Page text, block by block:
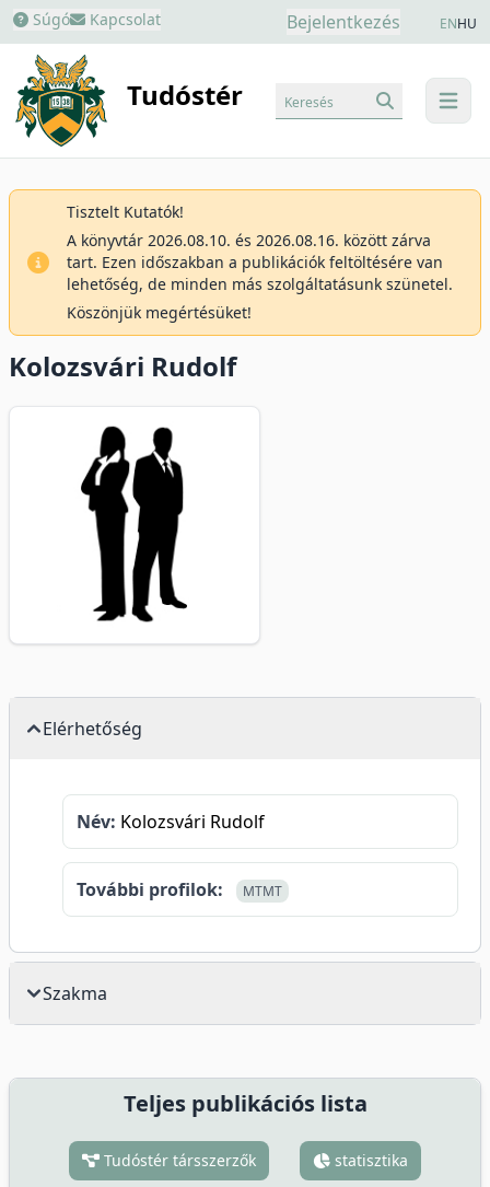
Súgó Kapcsolat Bejelentkezés ENHU
Tudóstér menu
Keresés
Tisztelt Kutatók!
A könyvtár 2026.08.10. és 2026.08.16. között zárva
tart. Ezen időszakban a publikációk feltöltésére van
lehetőség, de minden más szolgáltatásunk szünetel.
Köszönjük megértésüket!
Kolozsvári Rudolf
Elérhetőség
Név: Kolozsvári Rudolf
További profilok: MTMT
Szakma
Teljes publikációs lista
Tudóstér társszerzők statisztika